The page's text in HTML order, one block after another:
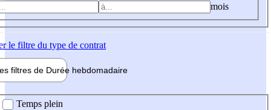
mois
le filtre du type de contrat
filtres de Durée hebdomadaire
Temps plein